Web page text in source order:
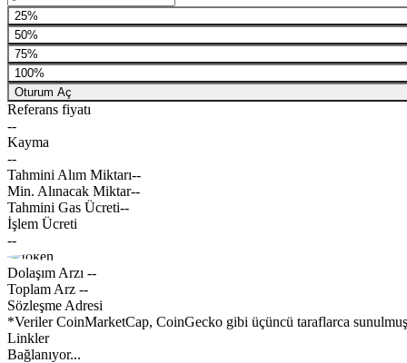
25%
50%
75%
100%
Oturum Aç
Referans fiyatı
--
Kayma
--
Tahmini Alım Miktarı--
Min. Alınacak Miktar--
Tahmini Gas Ücreti--
İşlem Ücreti
--
Dolaşım Arzı --
Toplam Arz --
Sözleşme Adresi
*Veriler CoinMarketCap, CoinGecko gibi üçüncü taraflarca
Linkler
Bağlanıyor...